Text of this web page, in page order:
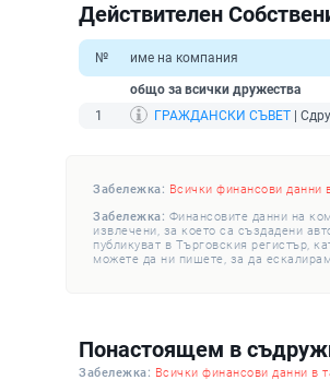
Действителен
№ име на компания
общо за всички дружества
1
ГРАЖДАНСКИ СЪВЕТ |
Забележка: Всички финансови данни
Забележка: Финансовите данни на
извлечени, за което са създадени
публикуват в Търговския регистър,
можете да ни пишете, за да
Понастоящем в
Забележка: Всички финансови данни в